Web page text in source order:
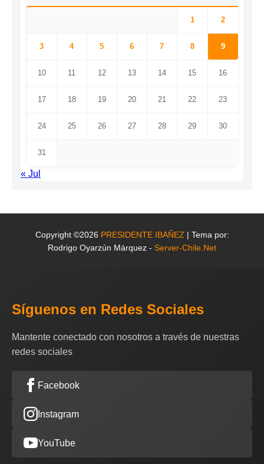
1 2
3 4 5 6 7 8 9
10 11 12 13 14 15 16
17 18 19 20 21 22 23
24 25 26 27 28 29 30
31
« Jul
Copyright ©2026 PRESIDENTE IBAÑEZ | Tema por:
Rodrigo Oyarzún Márquez - Server-Chile.Net
Síguenos en Redes Sociales
Mantente conectado con nosotros a través de nuestras
redes sociales
Facebook
Instagram
YouTube